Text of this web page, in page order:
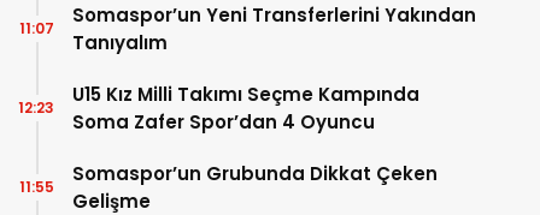
Somaspor’un Yeni Transferlerini Yakından
Tanıyalım
11:07
U15 Kız Milli Takımı Seçme Kampında
Soma Zafer Spor’dan 4 Oyuncu
12:23
Somaspor’un Grubunda Dikkat Çeken
Gelişme
11:55